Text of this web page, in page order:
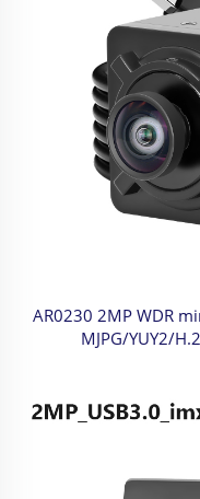
AR0230 2MP WDR
MJPG/YUY2/